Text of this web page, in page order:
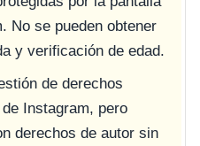
No se pueden obtener
y verificación de edad.
de derechos
Instagram, pero
derechos de autor sin